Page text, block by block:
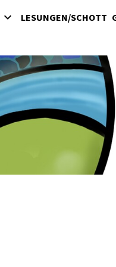
LESUNGEN/SCHOTT